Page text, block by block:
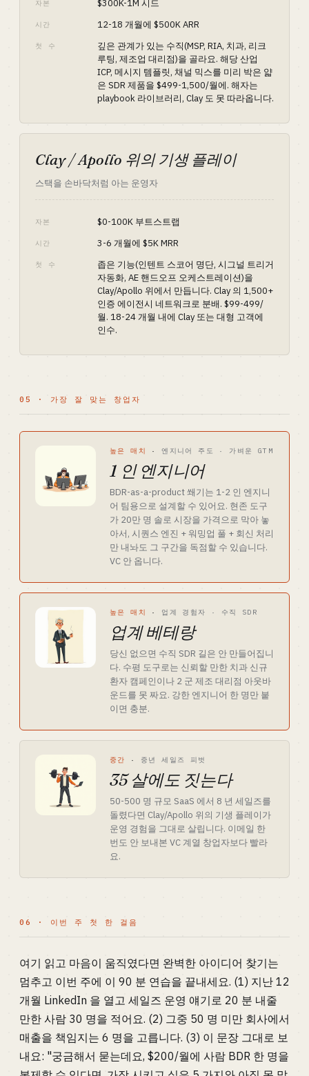
자본 $300K-1M 시드
시간 12-18 개월에 $500K ARR
첫 수
깊은 관계가 있는 수직(MSP, RIA, 치과, 리크
루팅, 제조업 대리점)을 골라요. 해당 산업
ICP, 메시지 템플릿, 채널 믹스를 미리 박은 얇
은 SDR 제품을 $499-1,500/월에. 해자는
playbook 라이브러리, Clay 도 못 따라옵니다.
Clay / Apollo 위의 기생 플레이
스택을 손바닥처럼 아는 운영자
자본 $0-100K 부트스트랩
시간 3-6 개월에 $5K MRR
첫 수
좁은 기능(인텐트 스코어 명단, 시그널 트리거
자동화, AE 핸드오프 오케스트레이션)을
Clay/Apollo 위에서 만듭니다. Clay 의 1,500+
인증 에이전시 네트워크로 분배. $99-499/
월. 18-24 개월 내에 Clay 또는 대형 고객에
인수.
05 · 가장 잘 맞는 창업자
높은 매치 ·엔지니어 주도 · 가벼운 GTM
1 인 엔지니어
BDR-as-a-product 쐐기는 1-2 인 엔지니
어 팀용으로 설계할 수 있어요. 현존 도구
가 20만 명 솔로 시장을 가격으로 막아 놓
아서, 시퀀스 엔진 + 워밍업 풀 + 회신 처리
만 내놔도 그 구간을 독점할 수 있습니다.
VC 안 옵니다.
높은 매치 · 업계 경험자 · 수직 SDR
업계 베테랑
당신 없으면 수직 SDR 길은 안 만들어집니
다. 수평 도구로는 신뢰할 만한 치과 신규
환자 캠페인이나 2 군 제조 대리점 아웃바
운드를 못 짜요. 강한 엔지니어 한 명만 붙
이면 충분.
중간 · 중년 세일즈 피벗
35 살에도 짓는다
50-500 명 규모 SaaS 에서 8 년 세일즈를
돌렸다면 Clay/Apollo 위의 기생 플레이가
운영 경험을 그대로 살립니다. 이메일 한
번도 안 보내본 VC 계열 창업자보다 빨라
요.
06 · 이번 주 첫 한 걸음
여기 읽고 마음이 움직였다면 완벽한 아이디어 찾기는
멈추고 이번 주에 이 90 분 연습을 끝내세요. (1) 지난 12
개월 LinkedIn 을 열고 세일즈 운영 얘기로 20 분 내줄
만한 사람 30 명을 적어요. (2) 그중 50 명 미만 회사에서
매출을 책임지는 6 명을 고릅니다. (3) 이 문장 그대로 보
내요: "궁금해서 묻는데요, $200/월에 사람 BDR 한 명을